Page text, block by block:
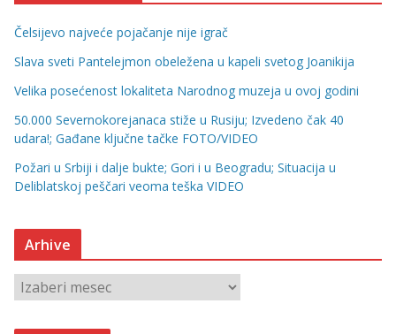
Čelsijevo najveće pojačanje nije igrač
Slava sveti Pantelejmon obeležena u kapeli svetog Joanikija
Velika posećenost lokaliteta Narodnog muzeja u ovoj godini
50.000 Severnokorejanaca stiže u Rusiju; Izvedeno čak 40
udara!; Gađane ključne tačke FOTO/VIDEO
Požari u Srbiji i dalje bukte; Gori i u Beogradu; Situacija u
Deliblatskoj peščari veoma teška VIDEO
Arhive
r
h